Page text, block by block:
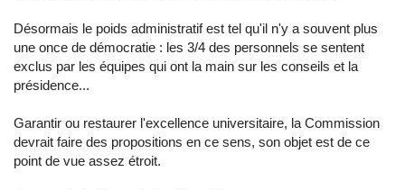
Désormais le poids administratif est tel qu'il n'y a souvent plus
une once de démocratie : les 3/4 des personnels se sentent
exclus par les équipes qui ont la main sur les conseils et la
présidence...
Garantir ou restaurer l'excellence universitaire, la Commission
devrait faire des propositions en ce sens, son objet est de ce
point de vue assez étroit.